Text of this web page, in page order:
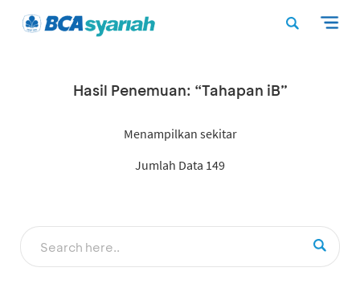
Hasil Penemuan: “Tahapan iB”
Menampilkan sekitar
Jumlah Data 149